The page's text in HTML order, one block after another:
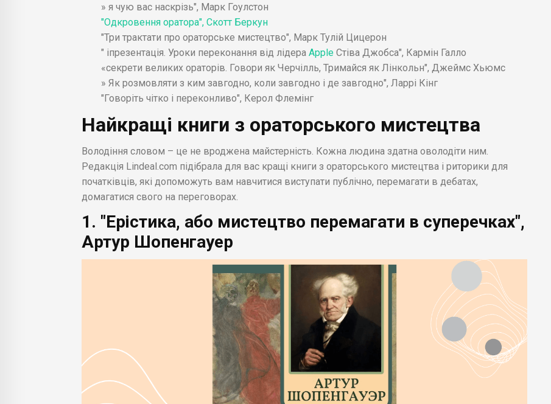
» я чую вас наскрізь", Марк Гоулстон
"Одкровення оратора", Скотт Беркун
"Три трактати про ораторське мистецтво", Марк Тулій Цицерон
" іпрезентація. Уроки переконання від лідера Apple Стіва Джобса", Кармін Галло
«секрети великих ораторів. Говори як Черчілль, Тримайся як Лінкольн", Джеймс Хьюмс
» Як розмовляти з ким завгодно, коли завгодно і де завгодно", Ларрі Кінг
"Говоріть чітко і переконливо", Керол Флемінг
Найкращі книги з ораторського мистецтва
Володіння словом – це не вроджена майстерність. Кожна людина здатна оволодіти ним.
Редакція Lindeal.com підібрала для вас кращі книги з ораторського мистецтва і риторики для
початківців, які допоможуть вам навчитися виступати публічно, перемагати в дебатах,
домагатися свого на переговорах.
1. "Ерістика, або мистецтво перемагати в суперечках",
Артур Шопенгауер